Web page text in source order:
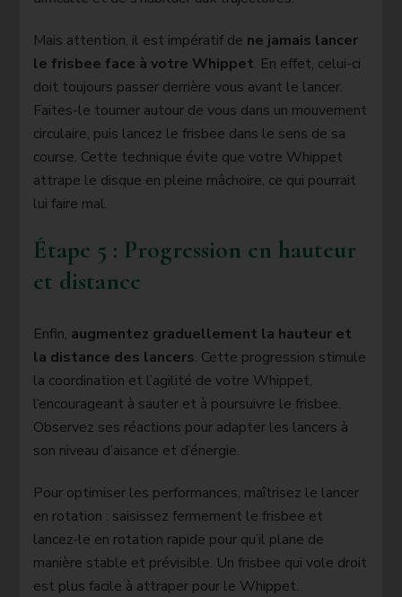
Mais attention, il est impératif de ne jamais lancer
le frisbee face à votre Whippet. En effet, celui-ci
doit toujours passer derrière vous avant le lancer.
Faites-le tourner autour de vous dans un mouvement
circulaire, puis lancez le frisbee dans le sens de sa
course. Cette technique évite que votre Whippet
attrape le disque en pleine mâchoire, ce qui pourrait
lui faire mal.
Étape 5 : Progression en hauteur
et distance
Enfin, augmentez graduellement la hauteur et
la distance des lancers. Cette progression stimule
la coordination et l’agilité de votre Whippet,
l’encourageant à sauter et à poursuivre le frisbee.
Observez ses réactions pour adapter les lancers à
son niveau d’aisance et d’énergie.
Pour optimiser les performances, maîtrisez le lancer
en rotation : saisissez fermement le frisbee et
lancez-le en rotation rapide pour qu’il plane de
manière stable et prévisible. Un frisbee qui vole droit
est plus facile à attraper pour le Whippet.